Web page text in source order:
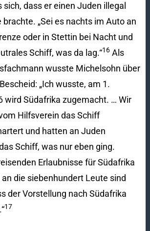
sich, dass er einen Juden illegal
brachte. „Sei es nachts im Auto an
oder in Stettin bei Nacht und
Schiff, was da lag.“16Als
wusste Michelsohn über
„Ich wusste, am 1.
wird Südafrika zugemacht. … Wir
Hilfsverein das Schiff
und hatten an Juden
Schiff, was nur eben ging.
Erlaubnisse für Südafrika
die siebenhundert Leute sind
der Vorstellung nach Südafrika
17